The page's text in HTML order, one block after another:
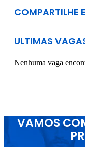
COMPARTILHE
ULTIMAS
Nenhuma vaga
VAMOS